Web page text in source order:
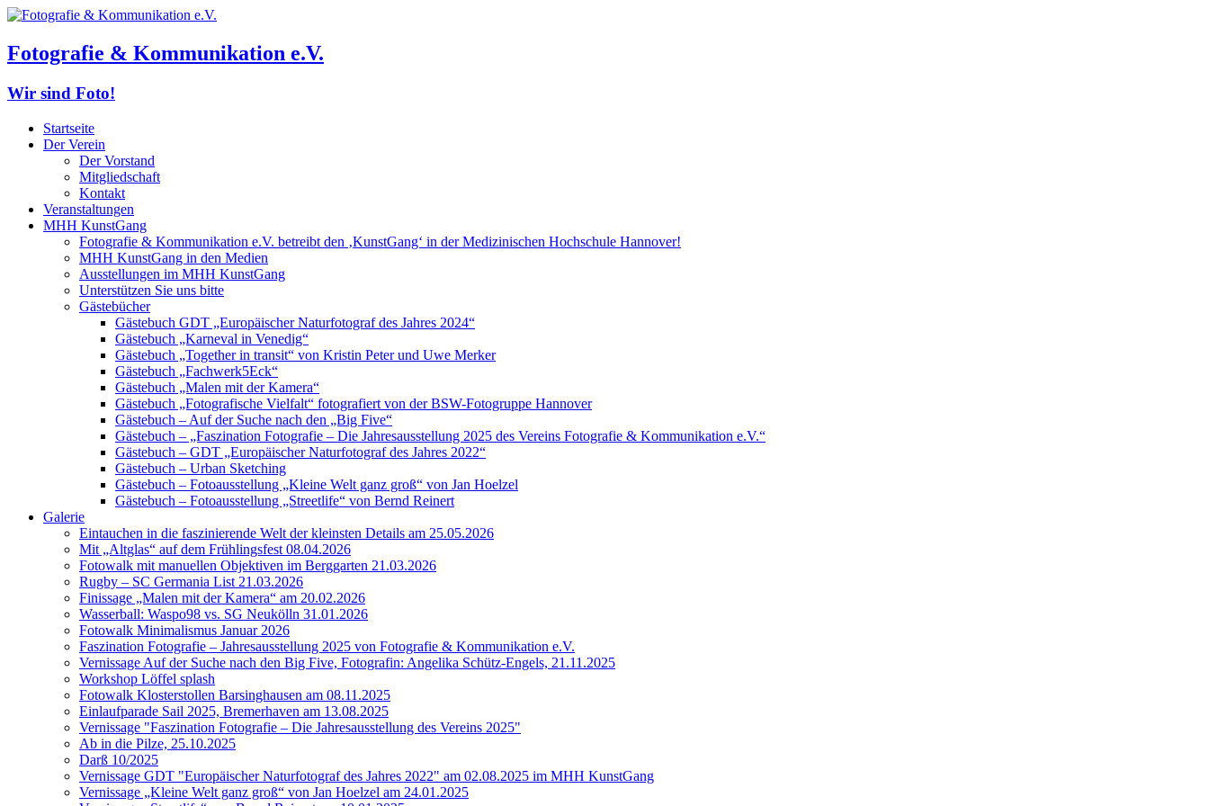
Fotografie & Kommunikation e.V.
Wir sind Foto!
Startseite
Der Verein
Der Vorstand
Mitgliedschaft
Kontakt
Veranstaltungen
MHH KunstGang
Fotografie & Kommunikation e.V. betreibt den ‚KunstGang‘ in der Medizinischen Hochschule Hannover!
MHH KunstGang in den Medien
Ausstellungen im MHH KunstGang
Unterstützen Sie uns bitte
Gästebücher
Gästebuch GDT „Europäischer Naturfotograf des Jahres 2024“
Gästebuch „Karneval in Venedig“
Gästebuch „Together in transit“ von Kristin Peter und Uwe Merker
Gästebuch „Fachwerk5Eck“
Gästebuch „Malen mit der Kamera“
Gästebuch „Fotografische Vielfalt“ fotografiert von der BSW-Fotogruppe Hannover
Gästebuch – Auf der Suche nach den „Big Five“
Gästebuch – „Faszination Fotografie – Die Jahresausstellung 2025 des Vereins Fotografie & Kommunikation e.V.“
Gästebuch – GDT „Europäischer Naturfotograf des Jahres 2022“
Gästebuch – Urban Sketching
Gästebuch – Fotoausstellung „Kleine Welt ganz groß“ von Jan Hoelzel
Gästebuch – Fotoausstellung „Streetlife“ von Bernd Reinert
Galerie
Eintauchen in die faszinierende Welt der kleinsten Details am 25.05.2026
Mit „Altglas“ auf dem Frühlingsfest 08.04.2026
Fotowalk mit manuellen Objektiven im Berggarten 21.03.2026
Rugby – SC Germania List 21.03.2026
Finissage „Malen mit der Kamera“ am 20.02.2026
Wasserball: Waspo98 vs. SG Neukölln 31.01.2026
Fotowalk Minimalismus Januar 2026
Faszination Fotografie – Jahresausstellung 2025 von Fotografie & Kommunikation e.V.
Vernissage Auf der Suche nach den Big Five, Fotografin: Angelika Schütz-Engels, 21.11.2025
Workshop Löffel splash
Fotowalk Klosterstollen Barsinghausen am 08.11.2025
Einlaufparade Sail 2025, Bremerhaven am 13.08.2025
Vernissage "Faszination Fotografie – Die Jahresausstellung des Vereins 2025"
Ab in die Pilze, 25.10.2025
Darß 10/2025
Vernissage GDT "Europäischer Naturfotograf des Jahres 2022" am 02.08.2025 im MHH KunstGang
Vernissage „Kleine Welt ganz groß“ von Jan Hoelzel am 24.01.2025